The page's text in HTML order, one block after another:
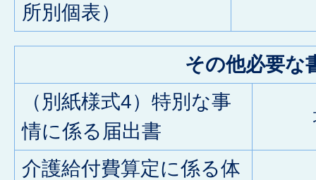
所別個表）
その他必要な
（別紙様式4）特別な事
情に係る届出書
介護給付費算定に係る体